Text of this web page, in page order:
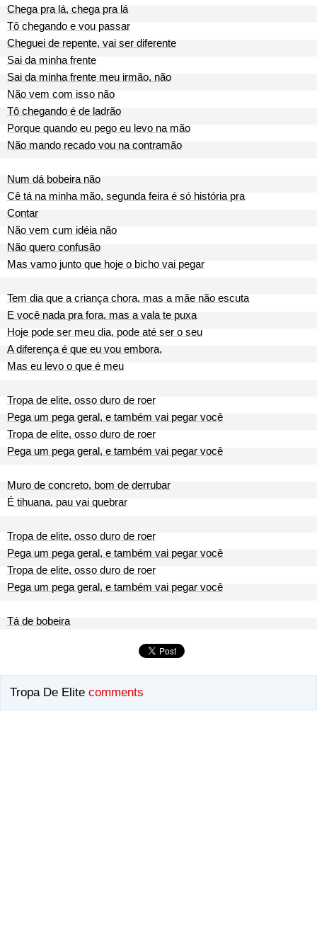
Chega pra lá, chega pra lá
Tô chegando e vou passar
Cheguei de repente, vai ser diferente
Sai da minha frente
Sai da minha frente meu irmão, não
Não vem com isso não
Tô chegando é de ladrão
Porque quando eu pego eu levo na mão
Não mando recado vou na contramão
Num dá bobeira não
Cê tá na minha mão, segunda feira é só história pra
Contar
Não vem cum idéia não
Não quero confusão
Mas vamo junto que hoje o bicho vai pegar
Tem dia que a criança chora, mas a mãe não escuta
E você nada pra fora, mas a vala te puxa
Hoje pode ser meu dia, pode até ser o seu
A diferença é que eu vou embora,
Mas eu levo o que é meu
Tropa de elite, osso duro de roer
Pega um pega geral, e também vai pegar você
Tropa de elite, osso duro de roer
Pega um pega geral, e também vai pegar você
Muro de concreto, bom de derrubar
É tihuana, pau vai quebrar
Tropa de elite, osso duro de roer
Pega um pega geral, e também vai pegar você
Tropa de elite, osso duro de roer
Pega um pega geral, e também vai pegar você
Tá de bobeira
Tropa De Elite comments